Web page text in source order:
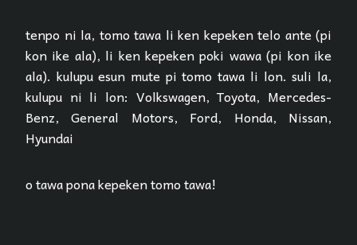
tenpo ni la, tomo tawa li ken kepeken telo ante (pi
kon ike ala), li ken kepeken poki wawa (pi kon ike
ala). kulupu esun mute pi tomo tawa li lon. suli la,
kulupu ni li lon: Volkswagen, Toyota, Mercedes-
Benz, General Motors, Ford, Honda, Nissan,
Hyundai
o tawa pona kepeken tomo tawa!